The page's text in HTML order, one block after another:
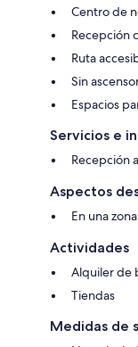
Centro de
Recepción
Ruta
Sin
Espacios
Servicios e
Recepción
Aspectos
En una
Actividades
Alquiler de
Tiendas
Medidas de